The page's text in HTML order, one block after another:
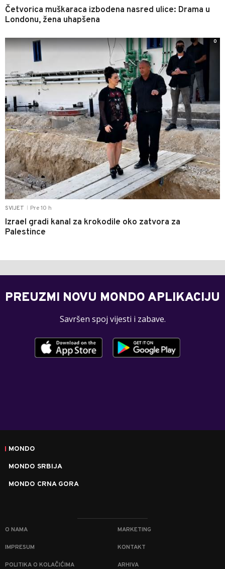
Četvorica muškaraca izbodena nasred ulice: Drama u
Londonu, žena uhapšena
SVIJET Pre 10 h
Izrael gradi kanal za krokodile oko zatvora za
Palestince
0
PREUZMI NOVU MONDO APLIKACIJU
Savršen spoj vijesti i zabave.
MONDO
MONDO SRBIJA
MONDO CRNA GORA
O NAMA MARKETING
IMPRESUM KONTAKT
POLITIKA O KOLAČIĆIMA ARHIVA